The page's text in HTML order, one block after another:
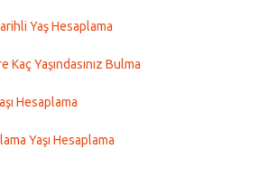
Yaş Hesaplama
Kaç Yaşındasınız Bulma
Hesaplama
Yaşı Hesaplama